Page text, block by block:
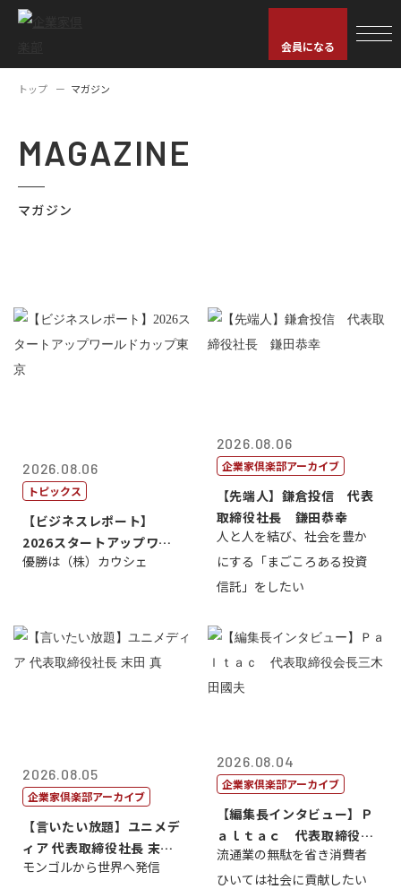
会員になる
トップ マガジン
MAGAZINE
マガジン
2026.08.06
トピックス
【ビジネスレポート】
2026スタートアップワー
ルドカップ東京
優勝は（株）カウシェ
2026.08.06
企業家倶楽部アーカイブ
【先端人】鎌倉投信 代表
取締役社長 鎌田恭幸
人と人を結び、社会を豊か
にする「まごころある投資
信託」をしたい
2026.08.05
企業家倶楽部アーカイブ
【言いたい放題】ユニメデ
ィア 代表取締役社長 末田
真
モンゴルから世界へ発信
2026.08.04
企業家倶楽部アーカイブ
【編集長インタビュー】Ｐ
ａｌｔａｃ 代表取締役会
長三木田國夫
流通業の無駄を省き消費者
ひいては社会に貢献したい